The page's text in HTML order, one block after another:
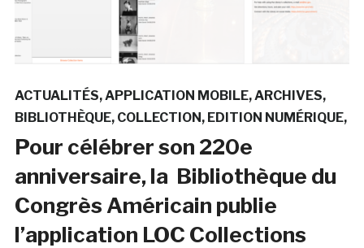
ACTUALITÉS APPLICATION MOBILE ARCHIVES
BIBLIOTHÈQUE COLLECTION EDITION NUMÉRIQUE
Pour célébrer son 220e
anniversaire, la Bibliothèque du
Congrès Américain publie
l’application LOC Collections